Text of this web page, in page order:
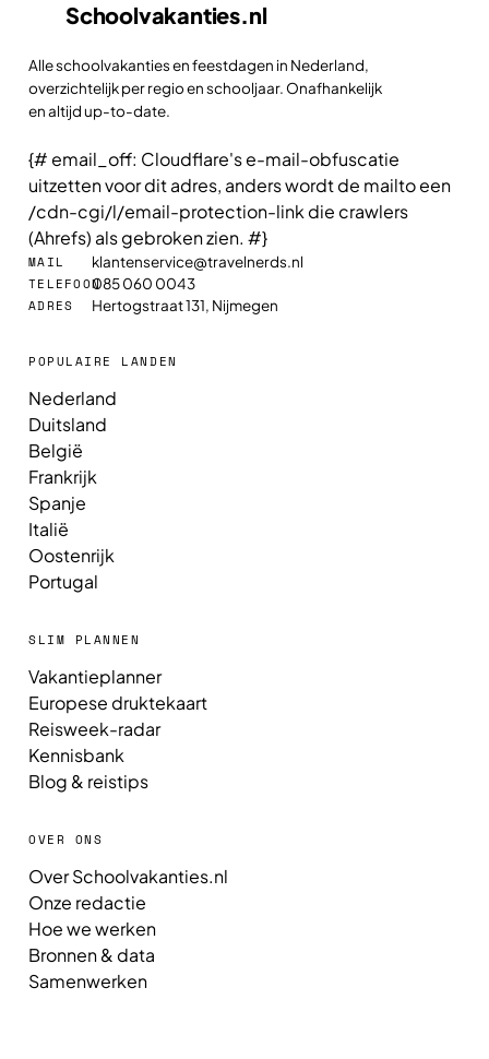
Schoolvakanties.nl
Alle schoolvakanties en feestdagen in Nederland,
overzichtelijk per regio en schooljaar. Onafhankelijk
en altijd up-to-date.
{# email_off: Cloudflare's e-mail-obfuscatie
uitzetten voor dit adres, anders wordt de mailto een
/cdn-cgi/l/email-protection-link die crawlers
(Ahrefs) als gebroken zien. #}
MAIL klantenservice@travelnerds.nl
TELEFOON085 060 0043
ADRES Hertogstraat 131, Nijmegen
POPULAIRE LANDEN
Nederland
Duitsland
België
Frankrijk
Spanje
Italië
Oostenrijk
Portugal
SLIM PLANNEN
Vakantieplanner
Europese druktekaart
Reisweek-radar
Kennisbank
Blog & reistips
OVER ONS
Over Schoolvakanties.nl
Onze redactie
Hoe we werken
Bronnen & data
Samenwerken